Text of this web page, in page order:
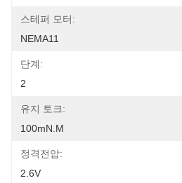
스테퍼 모터:
NEMA11
단계:
2
유지 토크:
100mN.m
정격전압:
2.6V